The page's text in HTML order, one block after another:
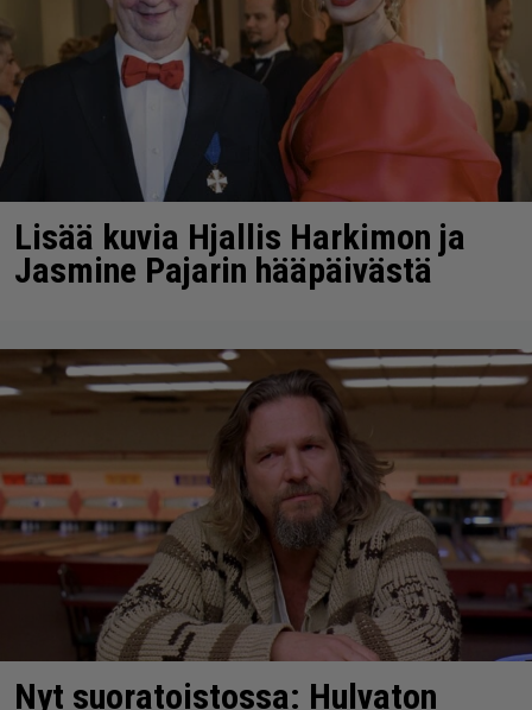
Lisää kuvia Hjallis Harkimon ja
Jasmine Pajarin hääpäivästä
Nyt suoratoistossa: Hulvaton